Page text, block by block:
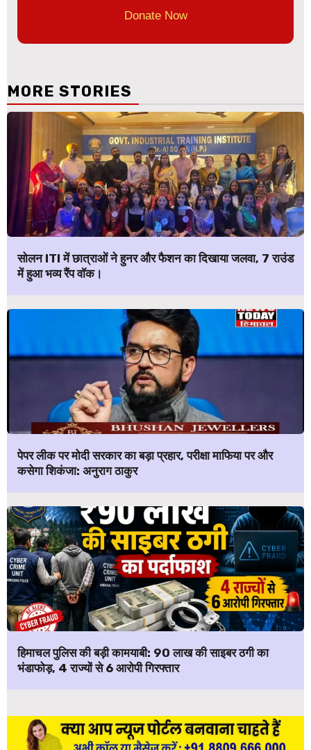
Donate Now
MORE STORIES
सोलन ITI में छात्राओं ने हुनर और फैशन का दिखाया जलवा, 7 राउंड
में हुआ भव्य रैंप वॉक।
पेपर लीक पर मोदी सरकार का बड़ा प्रहार, परीक्षा माफिया पर और
कसेगा शिकंजा: अनुराग ठाकुर
हिमाचल पुलिस की बड़ी कामयाबी: ₹90 लाख की साइबर ठगी का
भंडाफोड़, 4 राज्यों से 6 आरोपी गिरफ्तार